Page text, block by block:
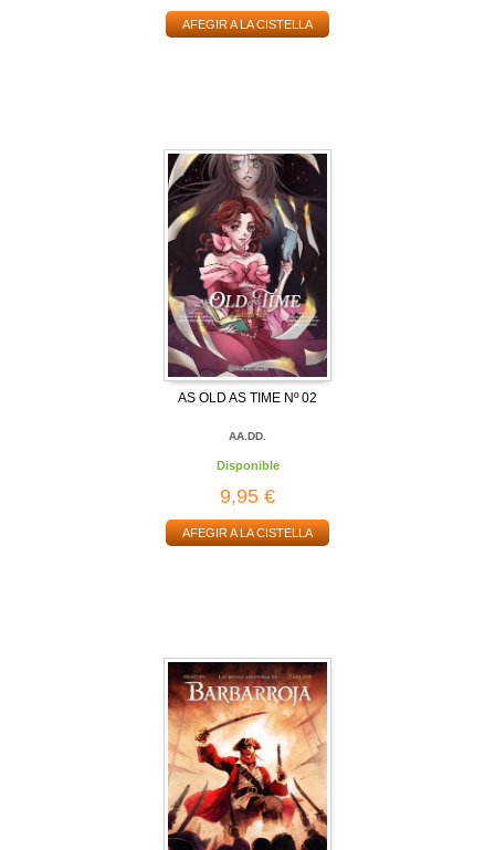
AFEGIR A LA CISTELLA
AS OLD AS TIME Nº 02
AA.DD.
Disponible
9,95 €
AFEGIR A LA CISTELLA